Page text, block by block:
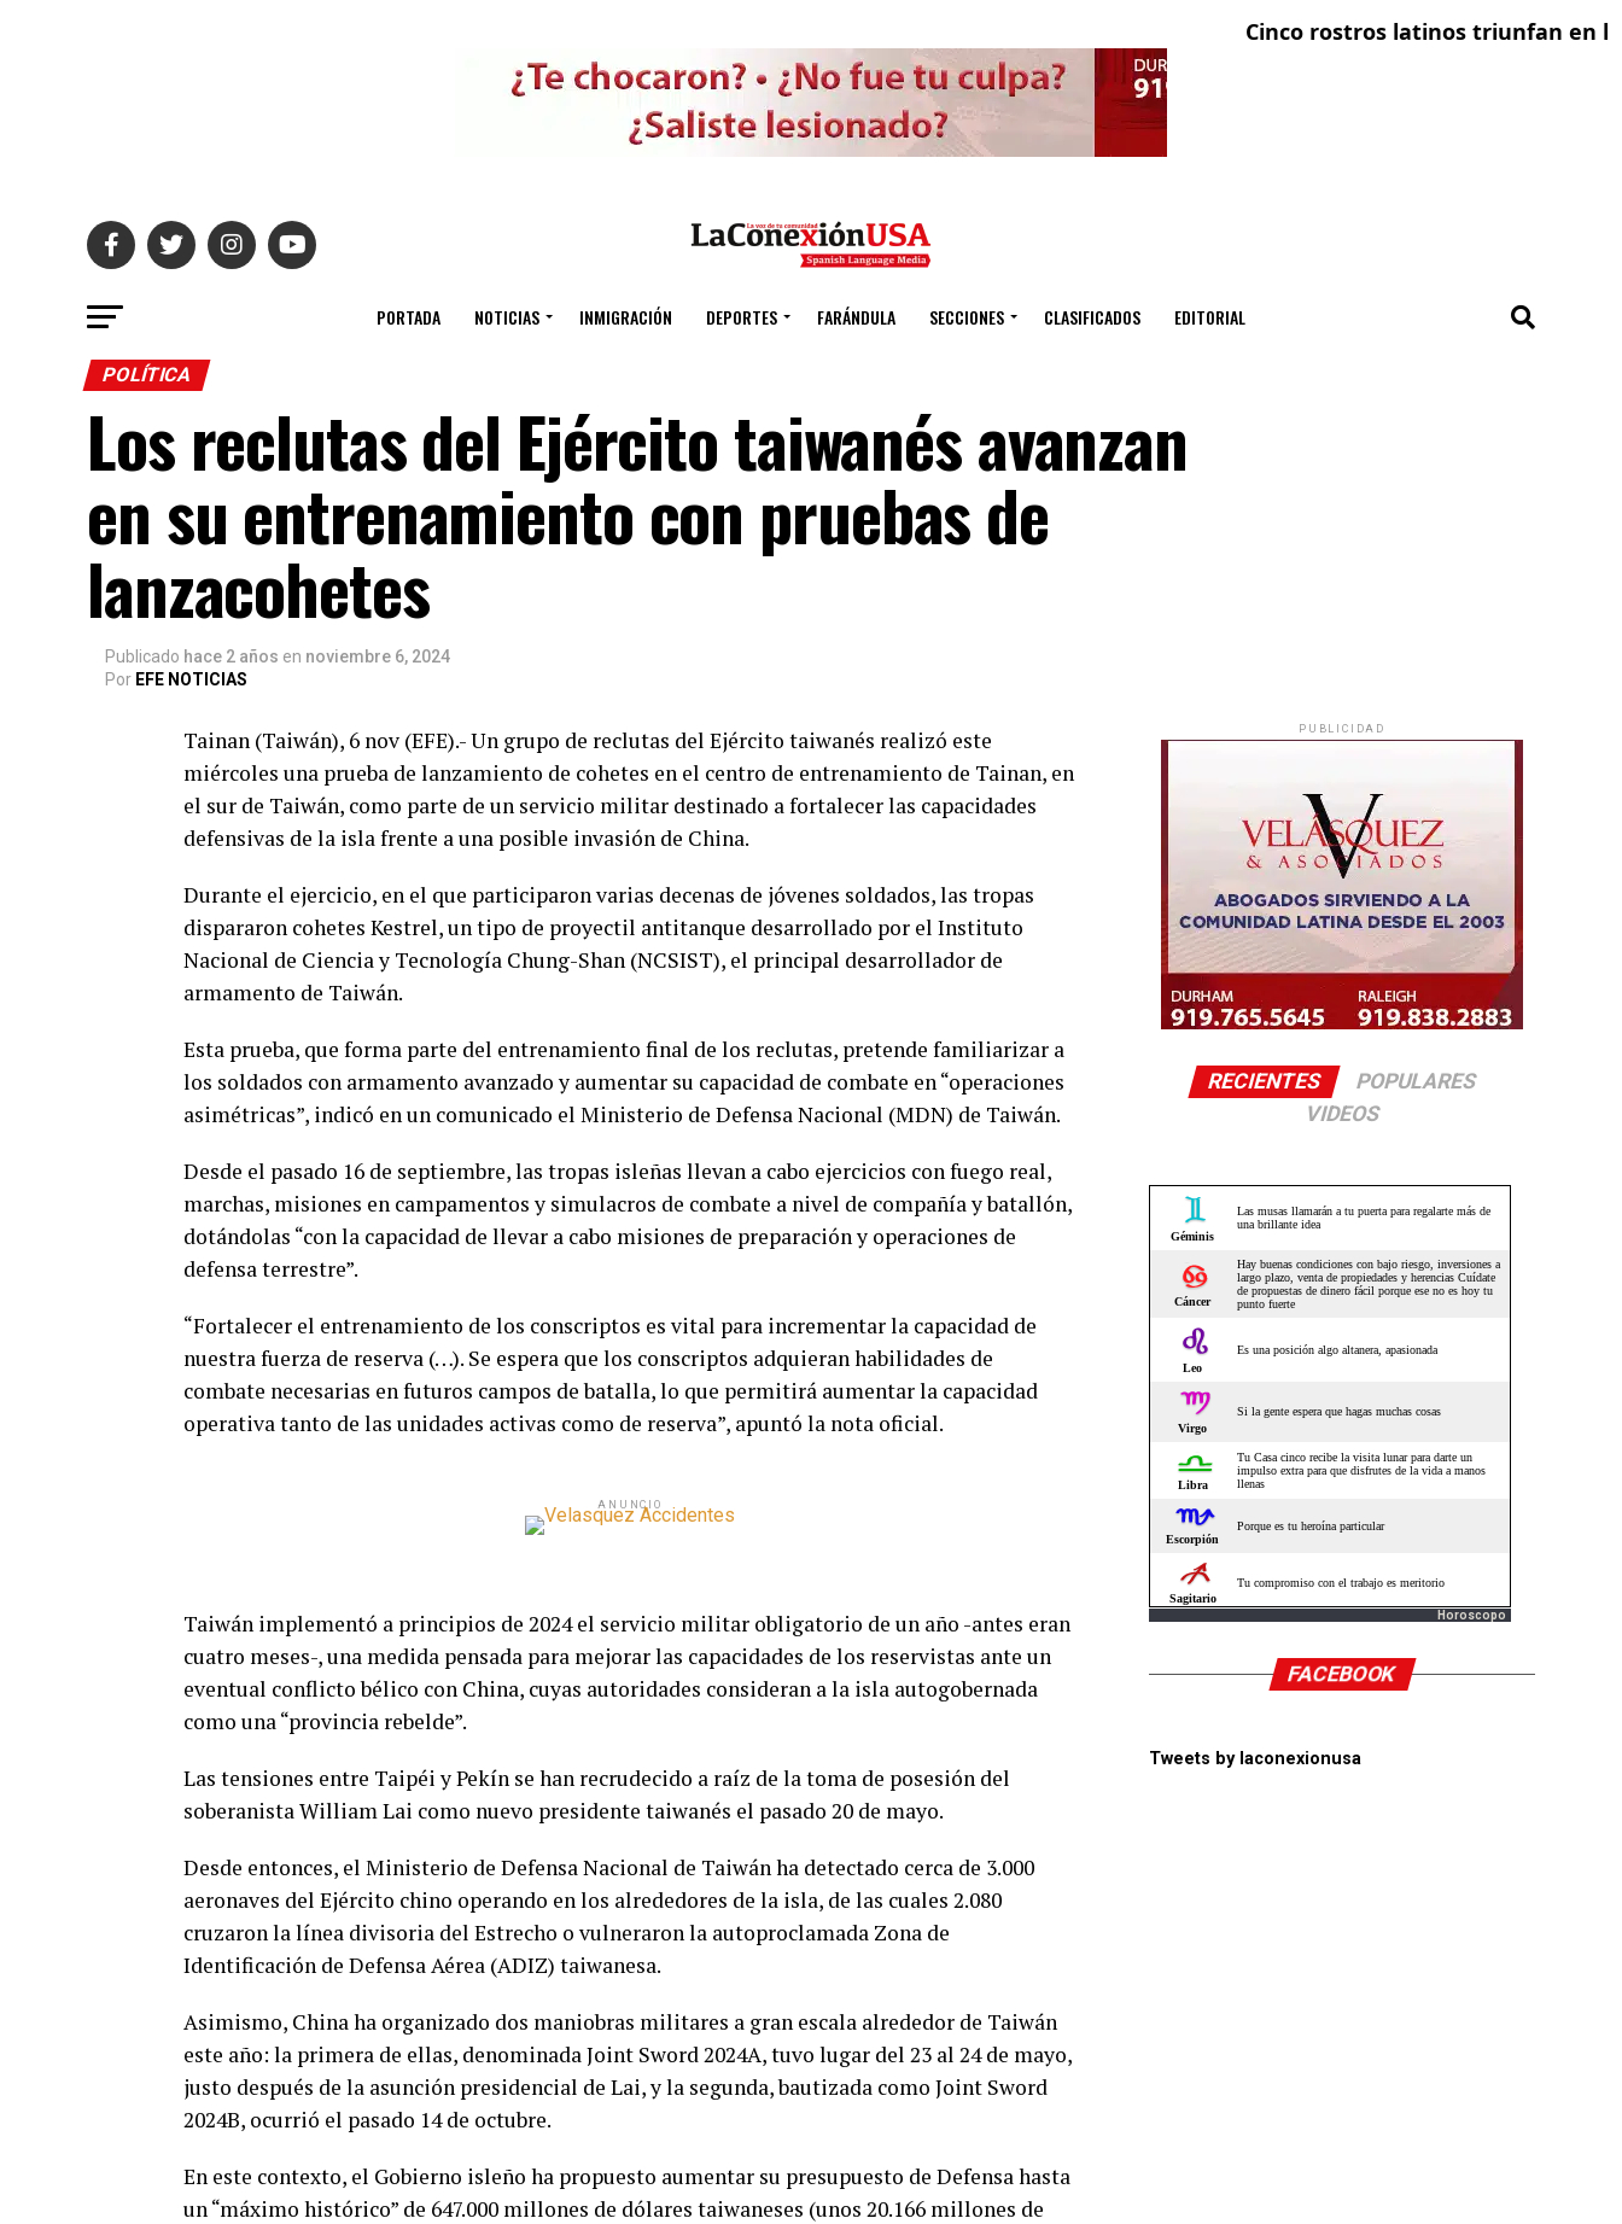
Cinco rostros latinos triunfan en laEl
PORTADA NOTICIAS INMIGRACIÓN DEPORTES FARÁNDULA SECCIONES CLASIFICADOS EDITORIAL
POLÍTICA
Los reclutas del Ejército taiwanés avanzan
en su entrenamiento con pruebas de
lanzacohetes
Publicado hace 2 años en noviembre 6, 2024
Por EFE NOTICIAS
Tainan (Taiwán), 6 nov (EFE).- Un grupo de reclutas del Ejército taiwanés realizó este
miércoles una prueba de lanzamiento de cohetes en el centro de entrenamiento de Tainan, en
el sur de Taiwán, como parte de un servicio militar destinado a fortalecer las capacidades
defensivas de la isla frente a una posible invasión de China.
Durante el ejercicio, en el que participaron varias decenas de jóvenes soldados, las tropas
dispararon cohetes Kestrel, un tipo de proyectil antitanque desarrollado por el Instituto
Nacional de Ciencia y Tecnología Chung-Shan (NCSIST), el principal desarrollador de
armamento de Taiwán.
Esta prueba, que forma parte del entrenamiento final de los reclutas, pretende familiarizar a
los soldados con armamento avanzado y aumentar su capacidad de combate en “operaciones
asimétricas”, indicó en un comunicado el Ministerio de Defensa Nacional (MDN) de Taiwán.
Desde el pasado 16 de septiembre, las tropas isleñas llevan a cabo ejercicios con fuego real,
marchas, misiones en campamentos y simulacros de combate a nivel de compañía y batallón,
dotándolas “con la capacidad de llevar a cabo misiones de preparación y operaciones de
defensa terrestre”.
“Fortalecer el entrenamiento de los conscriptos es vital para incrementar la capacidad de
nuestra fuerza de reserva (…). Se espera que los conscriptos adquieran habilidades de
combate necesarias en futuros campos de batalla, lo que permitirá aumentar la capacidad
operativa tanto de las unidades activas como de reserva”, apuntó la nota oficial.
ANUNCIO
Taiwán implementó a principios de 2024 el servicio militar obligatorio de un año -antes eran
cuatro meses-, una medida pensada para mejorar las capacidades de los reservistas ante un
eventual conflicto bélico con China, cuyas autoridades consideran a la isla autogobernada
como una “provincia rebelde”.
Las tensiones entre Taipéi y Pekín se han recrudecido a raíz de la toma de posesión del
soberanista William Lai como nuevo presidente taiwanés el pasado 20 de mayo.
Desde entonces, el Ministerio de Defensa Nacional de Taiwán ha detectado cerca de 3.000
aeronaves del Ejército chino operando en los alrededores de la isla, de las cuales 2.080
cruzaron la línea divisoria del Estrecho o vulneraron la autoproclamada Zona de
Identificación de Defensa Aérea (ADIZ) taiwanesa.
Asimismo, China ha organizado dos maniobras militares a gran escala alrededor de Taiwán
este año: la primera de ellas, denominada Joint Sword 2024A, tuvo lugar del 23 al 24 de mayo,
justo después de la asunción presidencial de Lai, y la segunda, bautizada como Joint Sword
2024B, ocurrió el pasado 14 de octubre.
En este contexto, el Gobierno isleño ha propuesto aumentar su presupuesto de Defensa hasta
un “máximo histórico” de 647.000 millones de dólares taiwaneses (unos 20.166 millones de
PUBLICIDAD
RECIENTES
POPULARES
VIDEOS
Horoscopo
FACEBOOK
Tweets by laconexionusa